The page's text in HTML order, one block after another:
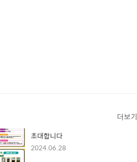
더보기
초대합니다
2024.06.28